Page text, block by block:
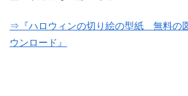
⇒『ハロウィンの切り絵の型紙 無料の
ウンロード』